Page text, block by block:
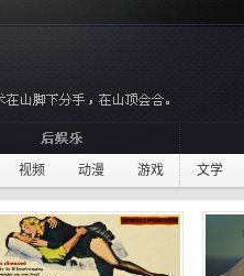
视频 动漫 游戏 文学